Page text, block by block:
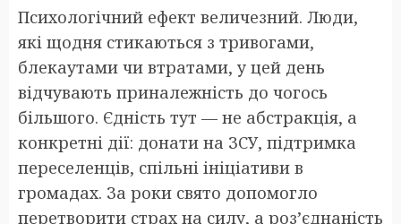
Психологічний ефект величезний. Люди,
які щодня стикаються з тривогами,
блекаутами чи втратами, у цей день
відчувають приналежність до чогось
більшого. Єдність тут — не абстракція, а
конкретні дії: донати на ЗСУ, підтримка
переселенців, спільні ініціативи в
громадах. За роки свято допомогло
перетворити страх на силу, а роз’єднаність